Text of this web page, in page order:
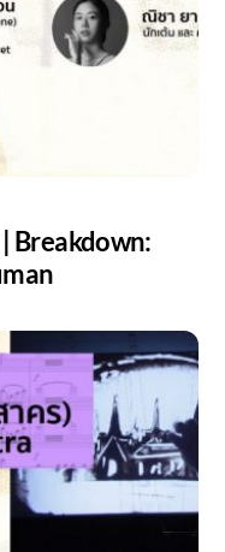
Breakdown: